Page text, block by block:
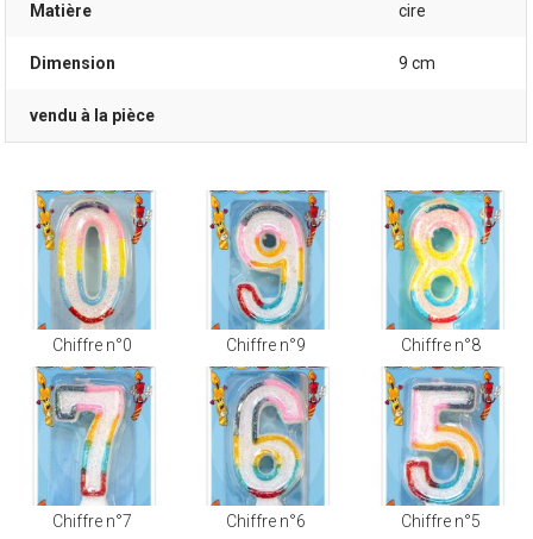
Matière cire
Dimension 9 cm
vendu à la pièce
Chiffre n°0 Chiffre n°9 Chiffre n°8
Chiffre n°7 Chiffre n°6 Chiffre n°5